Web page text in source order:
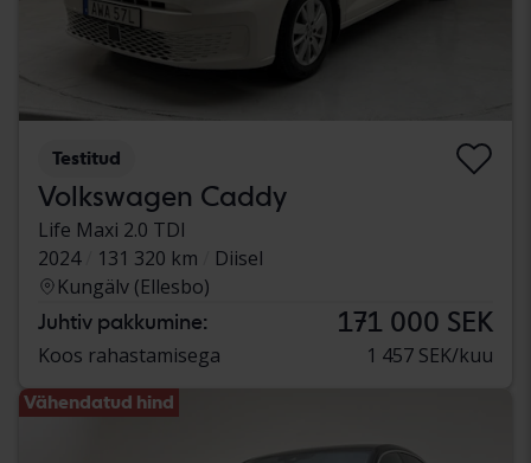
Testitud
Volkswagen Caddy
Life Maxi 2.0 TDI
2024
131 320 km
Diisel
Kungälv (Ellesbo)
Juhtiv pakkumine: 171 000 SEK
Koos rahastamisega 1 457 SEK/kuu
Vähendatud hind